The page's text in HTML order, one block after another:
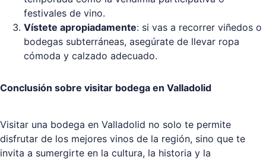
festivales de vino.
Vístete apropiadamente: si vas a recorrer viñedos o
bodegas subterráneas, asegúrate de llevar ropa
cómoda y calzado adecuado.
Conclusión sobre visitar bodega en Valladolid
Visitar una bodega en Valladolid no solo te permite
disfrutar de los mejores vinos de la región, sino que te
invita a sumergirte en la cultura, la historia y la